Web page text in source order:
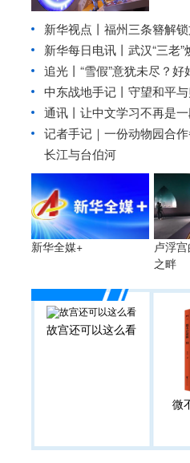
新华视点丨 福州三条簪解
新华每日电讯丨 武汉“三老”
追光丨 “雪假”意犹未尽？
中东战地手记丨守望和平
通讯丨让中文学习不再是
记者手记｜一份动物园合
长江与台伯河
新华全媒+
卢浮
之畔
故宫还可以这么看
微